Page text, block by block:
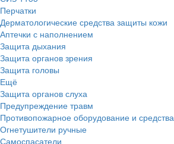
Перчатки
Дерматологические средства защиты кожи
Аптечки с наполнением
Защита дыхания
Защита органов зрения
Защита головы
Ещё
Защита органов слуха
Предупреждение травм
Противопожарное оборудование и средства
Огнетушители ручные
Самоспасатели